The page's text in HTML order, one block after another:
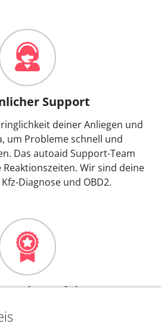
Support
deiner Anliegen und
um Probleme schnell und
Das autoaid Support-Team
Wir sind deine
Diagnose und OBD2.
Jahre Erfahrung
von autoaid stecken